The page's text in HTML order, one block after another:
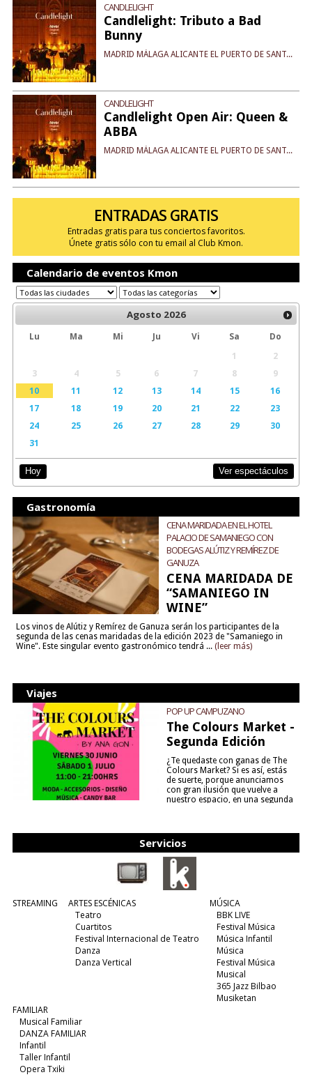
CANDLELIGHT
Candlelight: Tributo a Bad
Bunny
MADRID MÁLAGA ALICANTE EL PUERTO DE SANT...
CANDLELIGHT
Candlelight Open Air: Queen &
ABBA
MADRID MÁLAGA ALICANTE EL PUERTO DE SANT...
ENTRADAS GRATIS
Entradas gratis para tus conciertos favoritos.
Únete gratis sólo con tu email al Club Kmon.
Calendario de eventos Kmon
Agosto 2026
Lu Ma Mi Ju Vi Sa
Do
1
2
3
4 5 6 7 8
9
10
11 12 13 14 15
16
17
18 19 20 21 22
23
24
25 26 27 28 29
30
31
Hoy Ver espectáculos
Gastronomía
CENA MARIDADA EN EL HOTEL
PALACIO DE SAMANIEGO CON
BODEGAS ALÚTIZ Y REMÍREZ DE
GANUZA
CENA MARIDADA DE
“SAMANIEGO IN
WINE”
Los vinos de Alútiz y Remírez de Ganuza serán los participantes de la
segunda de las cenas maridadas de la edición 2023 de "Samaniego in
Wine". Este singular evento gastronómico tendrá ... (leer más)
Viajes
POP UP CAMPUZANO
The Colours Market -
Segunda Edición
¿Te quedaste con ganas de The
Colours Market? Si es así, estás
de suerte, porque anunciamos
con gran ilusión que vuelve a
nuestro espacio, en una segunda
Servicios
STREAMING
ARTES ESCÉNICAS
Teatro
Cuartitos
Festival Internacional de Teatro
Danza
Danza Vertical
MÚSICA
BBK LIVE
Festival Música
Música Infantil
Música
Festival Música
Musical
365 Jazz Bilbao
Musiketan
FAMILIAR
Musical Familiar
DANZA FAMILIAR
Infantil
Taller Infantil
Opera Txiki